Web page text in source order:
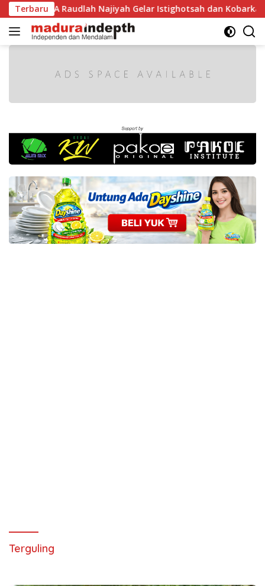
Langsung
ke
konten
Terbaru
RI, MA Raudlah Najiyah Gelar Istighotsah dan Kobarkan
Terguling